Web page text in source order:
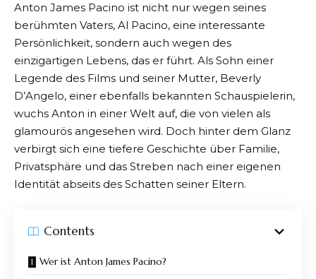
Anton James Pacino ist nicht nur wegen seines
berühmten Vaters, Al Pacino, eine interessante
Persönlichkeit, sondern auch wegen des
einzigartigen Lebens, das er führt. Als Sohn einer
Legende des Films und seiner Mutter, Beverly
D’Angelo, einer ebenfalls bekannten Schauspielerin,
wuchs Anton in einer Welt auf, die von vielen als
glamourös angesehen wird. Doch hinter dem Glanz
verbirgt sich eine tiefere Geschichte über Familie,
Privatsphäre und das Streben nach einer eigenen
Identität abseits des Schatten seiner Eltern.
Contents
Wer ist Anton James Pacino?